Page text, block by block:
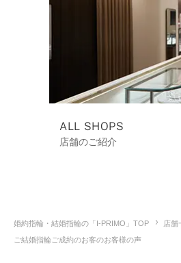
ALL SHOPS
店舗のご紹介
婚約指輪・結婚指輪の「I-PRIMO」TOP 店舗
ご結婚指輪ご成約のお客のお客様の声